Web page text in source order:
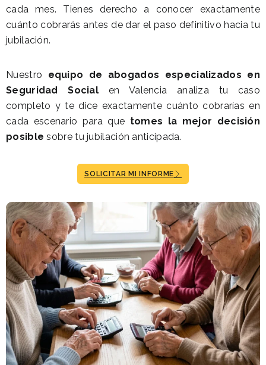
cada mes. Tienes derecho a conocer exactamente
cuánto cobrarás antes de dar el paso definitivo hacia tu
jubilación.
Nuestro equipo de abogados especializados en
Seguridad Social en Valencia analiza tu caso
completo y te dice exactamente cuánto cobrarías en
cada escenario para que tomes la mejor decisión
posible sobre tu jubilación anticipada.
SOLICITAR MI INFORME